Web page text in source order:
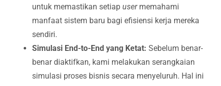
untuk memastikan setiap usermemahami
manfaat sistem baru bagi efisiensi kerja mereka
sendiri.
Simulasi End-to-End yang Ketat: Sebelum benar-
benar diaktifkan, kami melakukan serangkaian
simulasi proses bisnis secara menyeluruh. Hal ini